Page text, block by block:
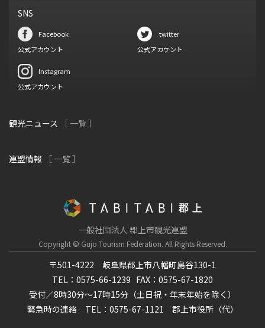
SNS
Facebook
公式アカウント
twitter
公式アカウント
Instagram
公式アカウント
観光ニュース ［ 一覧 ］
連盟情報 ［ 一覧 ］
一般社団法人 郡上市観光連盟
Copyright © Gujo Tourism Federation. All Rights Reserved.
〒501-4222 岐阜県郡上市八幡町島谷130-1
TEL：0575-66-1239 FAX：0575-67-1820
受付／8時30分～17時15分（土日祝・年末年始を除く）
緊急時の連絡 TEL：0575-67-1121 郡上市役所（代）